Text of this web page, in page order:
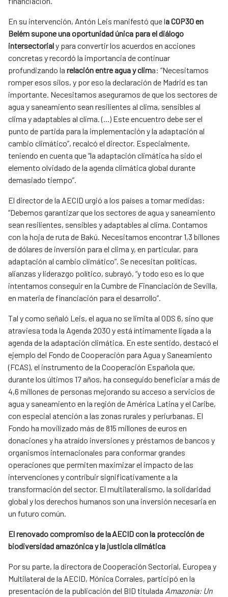
En su intervención, Antón Leis manifestó que la COP30 en
Belém supone una oportunidad única para el diálogo
intersectorialy para convertir los acuerdos en acciones
concretas y recordó la importancia de continuar
profundizando la relación entre agua y clima: “Necesitamos
romper esos silos, y por eso la declaración de Madrid es tan
importante. Necesitamos asegurarnos de que los sectores de
agua y saneamiento sean resilientes al clima, sensibles al
clima y adaptables al clima. (...) Este encuentro debe ser el
punto de partida para la implementación y la adaptación al
cambio climático”, recalcó el director. Especialmente,
teniendo en cuenta que “la adaptación climática ha sido el
elemento olvidado de la agenda climática global durante
demasiado tiempo”.
El director de la AECID urgió a los países a tomar medidas:
“Debemos garantizar que los sectores de agua y saneamiento
sean resilientes, sensibles y adaptables al clima. Contamos
con la hoja de ruta de Bakú. Necesitamos encontrar 1,3 billones
de dólares de inversión para el clima y, en particular, para
adaptación al cambio climático”. Se necesitan políticas,
alianzas y liderazgo político, subrayó, “y todo eso es lo que
intentamos conseguir en la Cumbre de Financiación de Sevilla,
en materia de financiación para el desarrollo”.
Tal y como señaló Leis, el agua no se limita al ODS 6, sino que
atraviesa toda la Agenda 2030 y está íntimamente ligada a la
agenda de la adaptación climática. En este sentido, destacó el
ejemplo del Fondo de Cooperación para Agua y Saneamiento
(FCAS), el instrumento de la Cooperación Española que,
durante los últimos 17 años, ha conseguido beneficiar a más de
4,6 millones de personas mejorando su acceso a servicios de
agua y saneamiento en la región de América Latina y el Caribe,
con especial atención a las zonas rurales y periurbanas. El
Fondo ha movilizado más de 815 millones de euros en
donaciones y ha atraído inversiones y préstamos de bancos y
organismos internacionales para conformar grandes
operaciones que permiten maximizar el impacto de las
intervenciones y contribuir significativamente a la
transformación del sector. El multilateralismo, la solidaridad
global y los derechos humanos son una inversión necesaria en
un futuro común.
El renovado compromiso de la AECID con la protección de
biodiversidad amazónica y la justicia climática
Por su parte, la directora de Cooperación Sectorial, Europea y
Multilateral de la AECID, Mónica Corrales, participó en la
presentación de la publicación del BID titulada Amazonía: Un